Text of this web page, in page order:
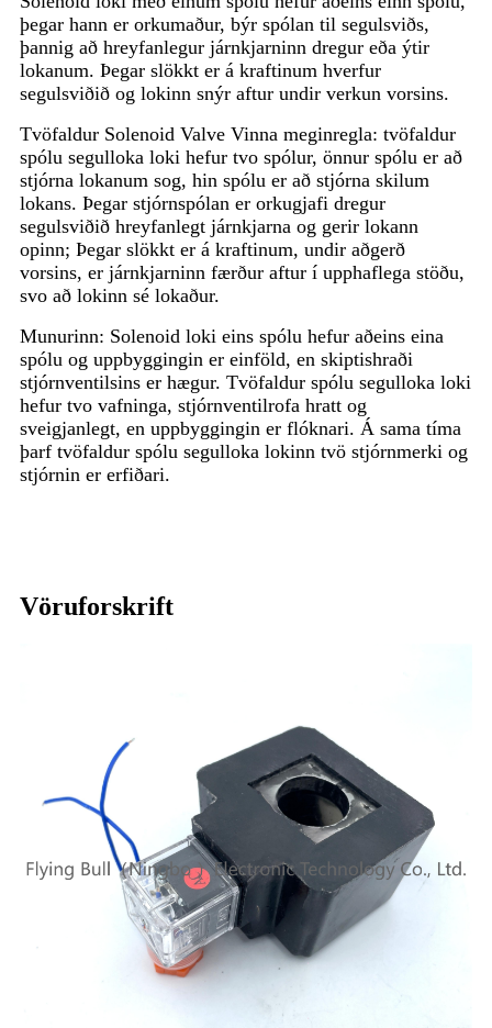
þegar hann er orkumaður, býr spólan til segulsviðs,
þannig að hreyfanlegur járnkjarninn dregur eða ýtir
lokanum. Þegar slökkt er á kraftinum hverfur
segulsviðið og lokinn snýr aftur undir verkun vorsins.
Tvöfaldur Solenoid Valve Vinna meginregla: tvöfaldur
spólu segulloka loki hefur tvo spólur, önnur spólu er að
stjórna lokanum sog, hin spólu er að stjórna skilum
lokans. Þegar stjórnspólan er orkugjafi dregur
segulsviðið hreyfanlegt járnkjarna og gerir lokann
opinn; Þegar slökkt er á kraftinum, undir aðgerð
vorsins, er járnkjarninn færður aftur í upphaflega stöðu,
svo að lokinn sé lokaður.
Munurinn: Solenoid loki eins spólu hefur aðeins eina
spólu og uppbyggingin er einföld, en skiptishraði
stjórnventilsins er hægur. Tvöfaldur spólu segulloka loki
hefur tvo vafninga, stjórnventilrofa hratt og
sveigjanlegt, en uppbyggingin er flóknari. Á sama tíma
þarf tvöfaldur spólu segulloka lokinn tvö stjórnmerki og
stjórnin er erfiðari.
Vöruforskrift